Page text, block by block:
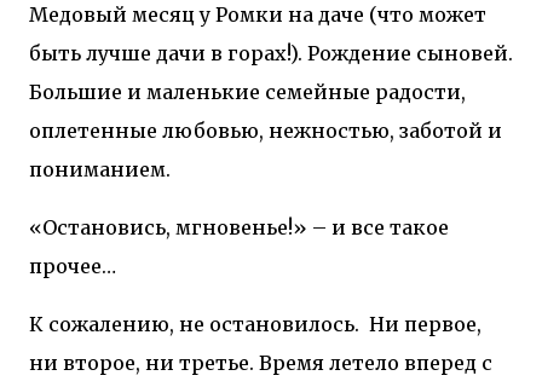
Медовый месяц у Ромки на даче (что может
быть лучше дачи в горах!). Рождение сыновей.
Большие и маленькие семейные радости,
оплетенные любовью, нежностью, заботой и
пониманием.
«Остановись, мгновенье!» – и все такое
прочее…
К сожалению, не остановилось. Ни первое,
ни второе, ни третье. Время летело вперед с